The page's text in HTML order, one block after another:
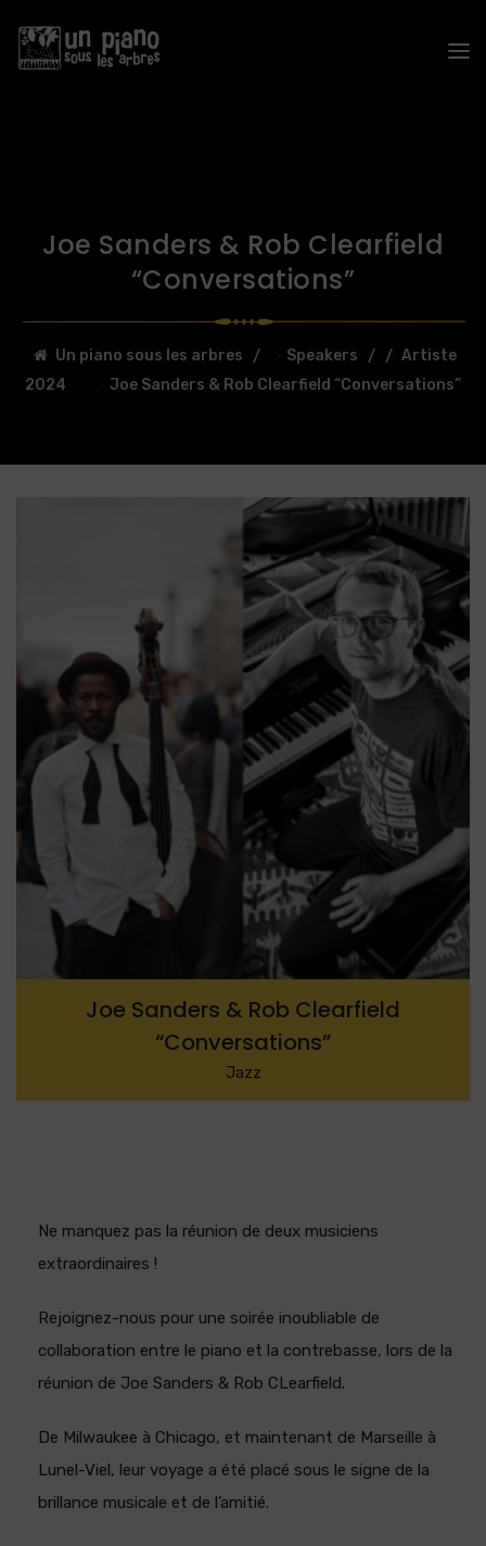
Joe Sanders & Rob Clearfield
“Conversations”
Un piano sous les arbres Speakers > Artiste
2024
Joe Sanders & Rob Clearfield “Conversations”
Joe Sanders & Rob Clearfield
“Conversations”
Jazz
Ne manquez pas la réunion de deux musiciens
extraordinaires !
Rejoignez-nous pour une soirée inoubliable de
collaboration entre le piano et la contrebasse, lors de la
réunion de Joe Sanders & Rob CLearfield.
De Milwaukee à Chicago, et maintenant de Marseille à
Lunel-Viel, leur voyage a été placé sous le signe de la
brillance musicale et de l’amitié.